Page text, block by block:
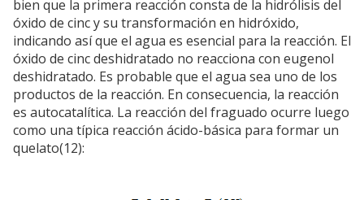
bien que la primera reacción consta de la hidrólisis del
óxido de cinc y su transformación en hidróxido,
indicando así que el agua es esencial para la reacción. El
óxido de cinc deshidratado no reacciona con eugenol
deshidratado. Es probable que el agua sea uno de los
productos de la reacción. En consecuencia, la reacción
es autocatalítica. La reacción del fraguado ocurre luego
como una típica reacción ácido-básica para formar un
quelato(12):